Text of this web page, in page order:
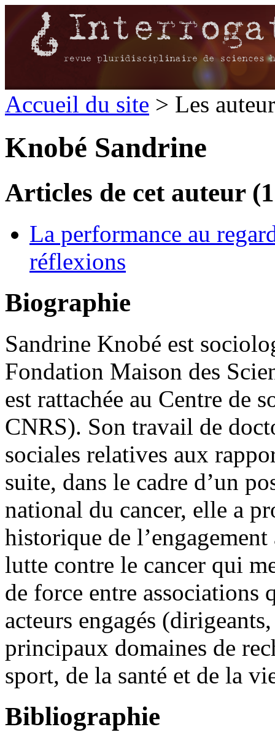
Accueil du site > Les
Knobé Sandrine
Articles de cet auteur
La performance au
réflexions
Biographie
Sandrine Knobé est
Fondation Maison des
est rattachée au Centre de
CNRS). Son travail de
sociales relatives aux
suite, dans le cadre d’un
national du cancer, elle a
historique de
lutte contre le cancer qui
de force entre associations
acteurs engagés
principaux domaines de
sport, de la santé et de la
Bibliographie